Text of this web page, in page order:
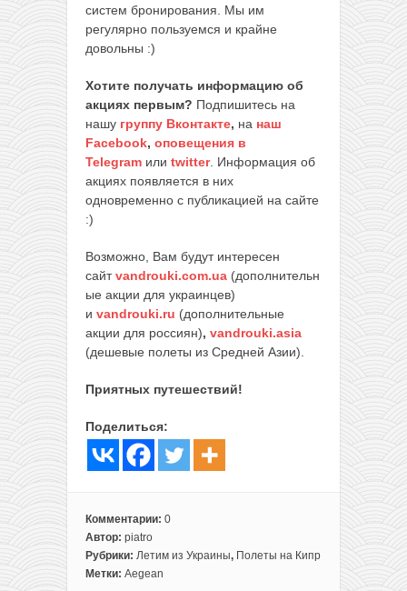
систем бронирования. Мы им
регулярно пользуемся и крайне
довольны :)
Хотите получать информацию об
акциях первым? Подпишитесь на
нашу группу Вконтакте, на наш
Facebook, оповещения в
Telegram или twitter. Информация об
акциях появляется в них
одновременно с публикацией на сайте
:)
Возможно, Вам будут интересен
сайтvandrouki.com.ua (дополнительн
ые акции для украинцев)
и vandrouki.ru (дополнительные
акции для россиян), vandrouki.asia
(дешевые полеты из Средней Азии).
Приятных путешествий!
Поделиться:
Комментарии: 0
Автор: piatro
Рубрики: Летим из Украины, Полеты на Кипр
Метки: Aegean